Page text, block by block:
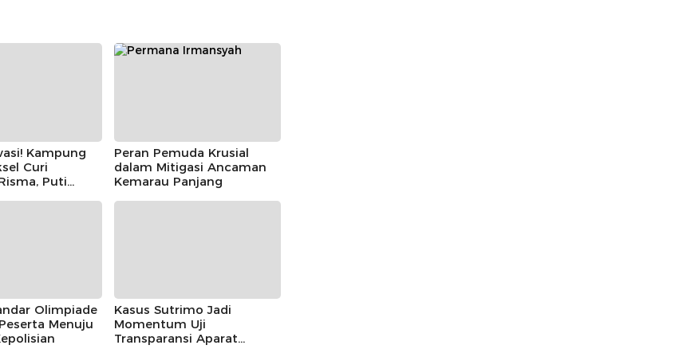
Kampung
Curi
Puti
Peran Pemuda Krusial
dalam Mitigasi Ancaman
Kemarau Panjang
Olimpiade
Menuju
Kasus Sutrimo Jadi
Momentum Uji
Transparansi Aparat